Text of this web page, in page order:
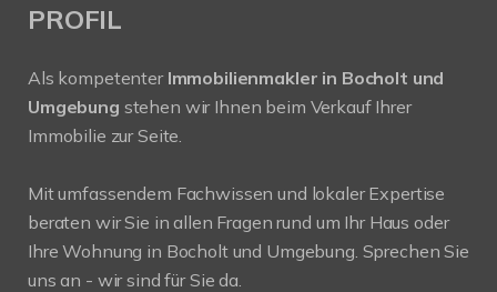
PROFIL
Als kompetenter Immobilienmakler in Bocholt und
Umgebung stehen wir Ihnen beim Verkauf Ihrer
Immobilie zur Seite.
Mit umfassendem Fachwissen und lokaler Expertise
beraten wir Sie in allen Fragen rund um Ihr Haus oder
Ihre Wohnung in Bocholt und Umgebung. Sprechen Sie
uns an - wir sind für Sie da.